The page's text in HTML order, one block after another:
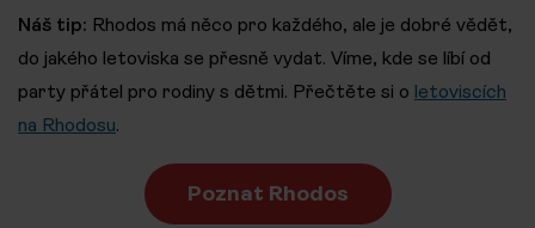
Náš tip: Rhodos má něco pro každého, ale je dobré vědět,
do jakého letoviska se přesně vydat. Víme, kde se líbí od
party přátel pro rodiny s dětmi. Přečtěte si o letoviscích
na Rhodosu.
Poznat Rhodos